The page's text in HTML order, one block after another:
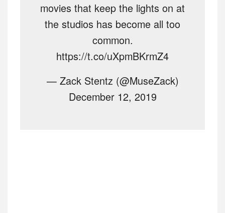
movies that keep the lights on at
the studios has become all too
common.
https://t.co/uXpmBKrmZ4
— Zack Stentz (@MuseZack)
December 12, 2019